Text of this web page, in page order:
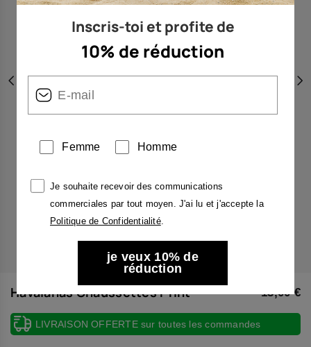
Précédent
Havaianas Chaussettes Print 13,00 €
LIVRAISON OFFERTE sur toutes les commandes
Inscris-toi et profite de
10% de réduction
Femme Homme
Je souhaite recevoir des communications
commerciales par tout moyen. J'ai lu et j'accepte la
Politique de Confidentialité.
je veux 10% de
réduction